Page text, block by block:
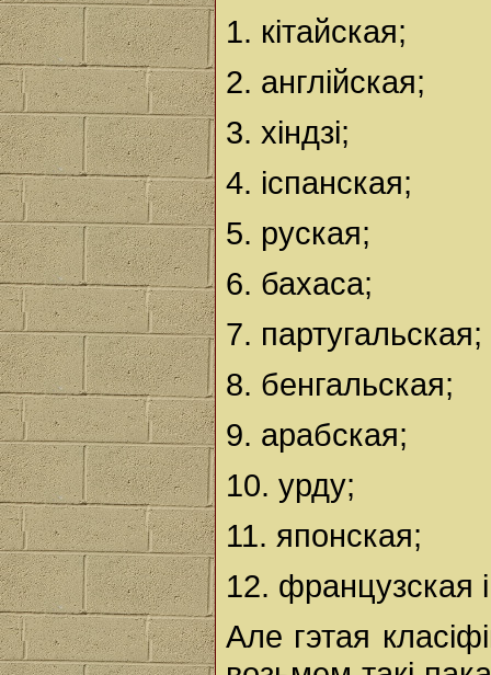
1. кітайская;
2. англійская;
3. хіндзі;
4. іспанская;
5. руская;
6. бахаса;
7. партугальская;
8. бенгальская;
9. арабская;
10. урду;
11. японская;
12. французская
Але гэтая